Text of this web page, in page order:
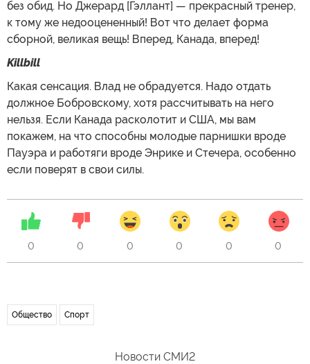
без обид. Но Джерард [Гэллант] — прекрасный тренер,
к тому же недооцененный! Вот что делает форма
сборной, великая вещь! Вперед, Канада, вперед!
Killbill
Какая сенсация. Влад не обрадуется. Надо отдать
должное Бобровскому, хотя рассчитывать на него
нельзя. Если Канада расколотит и США, мы вам
покажем, на что способны молодые парнишки вроде
Пауэра и работяги вроде Энрике и Стечера, особенно
если поверят в свои силы.
0 0 0 0 0 0
Общество Спорт
Новости СМИ2